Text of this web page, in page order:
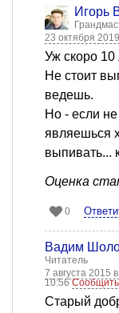
Игорь
23 октября
Уж скоро 10
Не стоит
ведешь.
Но - если
являешься
выпивать...
Оценка
0
Вадим
Читатель
7 августа 2015
10:56
Старый